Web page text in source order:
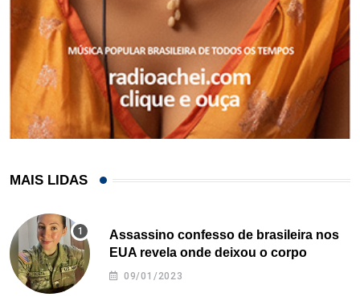
MAIS LIDAS
Assassino confesso de brasileira nos
EUA revela onde deixou o corpo
09/01/2023